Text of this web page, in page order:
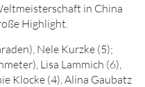
in China
Highlight.
Nele Kurzke (5);
Lisa Lammich (6),
Klocke (4), Alina Gaubatz